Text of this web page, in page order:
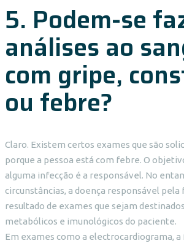
5. Podem-se
análises ao
com gripe,
ou febre?
Claro. Existem certos exames que são
porque a pessoa está com febre. O
alguma infecção é a responsável. No
circunstâncias, a doença responsável
resultado de exames que sejam
metabólicos e imunológicos do paciente.
Em exames como a electrocardiograma,